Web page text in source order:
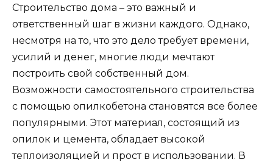
Строительство дома – это важный и
ответственный шаг в жизни каждого. Однако,
несмотря на то, что это дело требует времени,
усилий и денег, многие люди мечтают
построить свой собственный дом.
Возможности самостоятельного строительства
с помощью опилкобетона становятся все более
популярными. Этот материал, состоящий из
опилок и цемента, обладает высокой
теплоизоляцией и прост в использовании. В